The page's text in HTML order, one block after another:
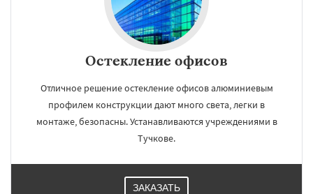
Остекление офисов
Отличное решение остекление офисов алюминиевым
профилем конструкции дают много света, легки в
монтаже, безопасны. Устанавливаются учреждениями в
Тучкове.
ЗАКАЗАТЬ